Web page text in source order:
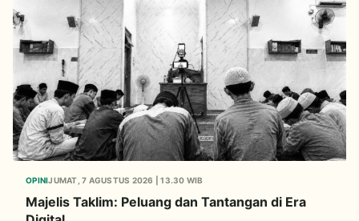
OPINIJUMAT, 7 AGUSTUS 2026 | 13.30 WIB
Majelis Taklim: Peluang dan Tantangan di Era